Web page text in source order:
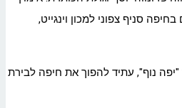
סניף צפוני למכון וינגייט,
"יפה נוף", עתיד להפוך את חיפה לבירת